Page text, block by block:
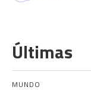
Últimas
MUNDO